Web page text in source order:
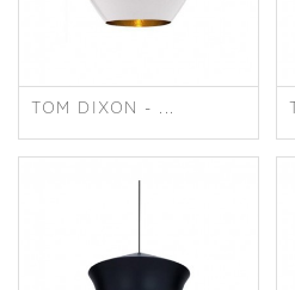
TOM DIXON - ...